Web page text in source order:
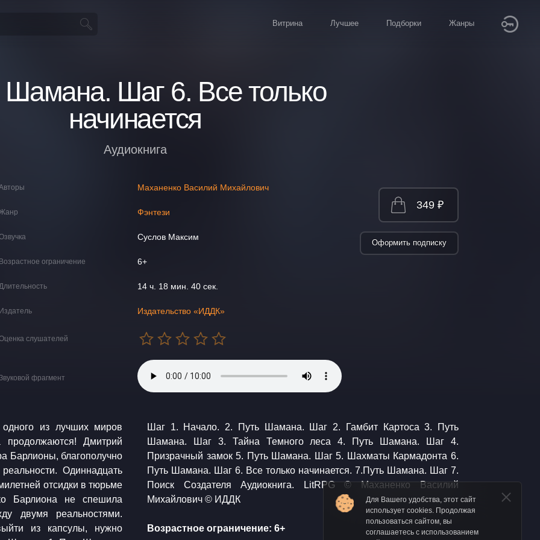
Витрина Лучшее Подборки Жанры
Шамана. Шаг 6. Все только
начинается
Аудиокнига
Маханенко Василий Михайлович
Фэнтези
Суслов Максим
ограничение 6+
14 ч. 18 мин. 40 сек.
Издательство «ИДДК»
слушателей
фрагмент
349 ₽
Оформить подписку
из лучших миров
Дмитрий
Барлионы, благополучно
Одиннадцать
отсидки в тюрьме
Барлиона не спешила
двумя реальностями.
из капсулы, нужно
Картоса 3. Путь
Путь Шамана. Шаг 4.
Шахматы Кармадонта 6.
7.Путь Шамана. Шаг 7.
© Маханенко Василий
Михайлович © ИДДК
Возрастное ограничение: 6+
Для Вашего удобства, этот сайт
использует cookies. Продолжая
пользоваться сайтом, вы
соглашаетесь с использованием